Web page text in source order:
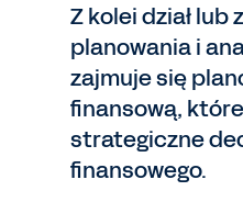
Z kolei dział lub
planowania i
zajmuje się
finansową,
strategiczne
finansowego.